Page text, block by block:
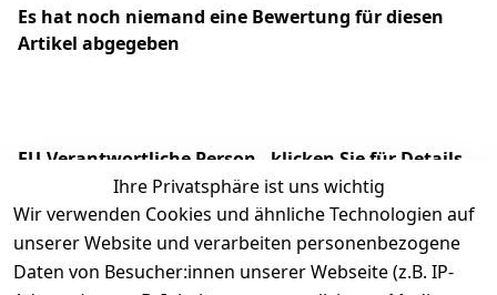
Es hat noch niemand eine Bewertung für diesen
Artikel abgegeben
EU-Verantwortliche Person - klicken Sie für Details
Ihre Privatsphäre ist uns wichtig
Wir verwenden Cookies und ähnliche Technologien auf
unserer Website und verarbeiten personenbezogene
Daten von Besucher:innen unserer Webseite (z.B. IP-